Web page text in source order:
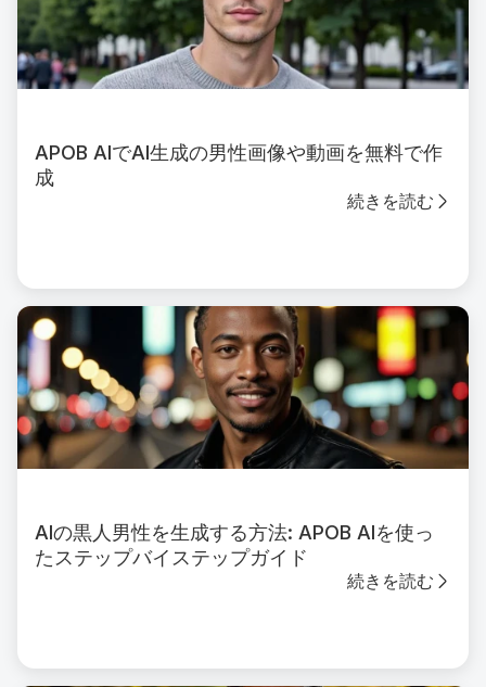
APOB AIでAI生成の男性画像や動画を無料で作
成
続きを読む
AIの黒人男性を生成する方法: APOB AIを使っ
たステップバイステップガイド
続きを読む